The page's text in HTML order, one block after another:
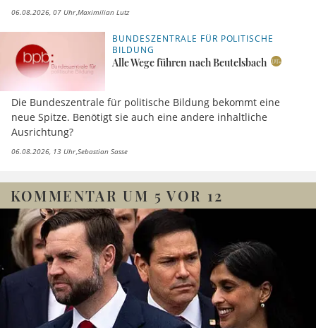
06.08.2026, 07 Uhr Maximilian Lutz
BUNDESZENTRALE FÜR POLITISCHE
BILDUNG
Alle Wege führen nach Beutelsbach
Die Bundeszentrale für politische Bildung bekommt eine
neue Spitze. Benötigt sie auch eine andere inhaltliche
Ausrichtung?
06.08.2026, 13 Uhr Sebastian Sasse
KOMMENTAR UM 5 VOR 12